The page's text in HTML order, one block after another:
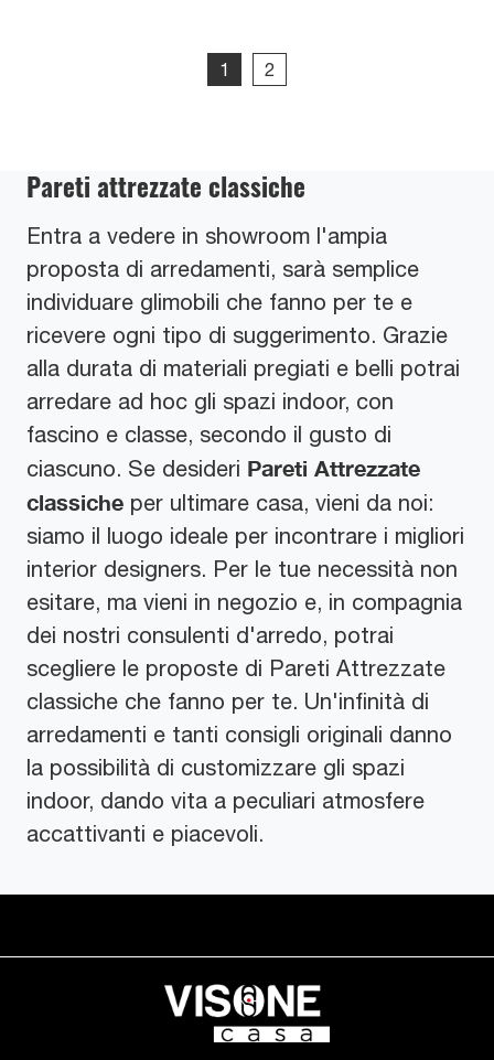
1 2
Pareti attrezzate classiche
Entra a vedere in showroom l'ampia
proposta di arredamenti, sarà semplice
individuare glimobili che fanno per te e
ricevere ogni tipo di suggerimento. Grazie
alla durata di materiali pregiati e belli potrai
arredare ad hoc gli spazi indoor, con
fascino e classe, secondo il gusto di
ciascuno. Se desideri Pareti Attrezzate
classiche per ultimare casa, vieni da noi:
siamo il luogo ideale per incontrare i migliori
interior designers. Per le tue necessità non
esitare, ma vieni in negozio e, in compagnia
dei nostri consulenti d'arredo, potrai
scegliere le proposte di Pareti Attrezzate
classiche che fanno per te. Un'infinità di
arredamenti e tanti consigli originali danno
la possibilità di customizzare gli spazi
indoor, dando vita a peculiari atmosfere
accattivanti e piacevoli.